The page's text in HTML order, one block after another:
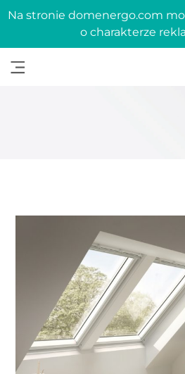
Na stronie domenergo.com
o charakterze